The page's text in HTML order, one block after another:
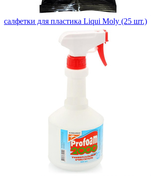
салфетки для пластика Liqui Moly (25 шт.)